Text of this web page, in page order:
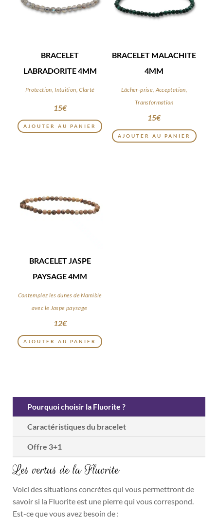
BRACELET
LABRADORITE 4MM
Protection, Intuition, Clarté
15€
AJOUTER AU PANIER
BRACELET MALACHITE
4MM
Lâcher-prise, Acceptation,
Transformation
15€
AJOUTER AU PANIER
BRACELET JASPE
PAYSAGE 4MM
Contemplez les dunes de Namibie
avec le Jaspe paysage
12€
AJOUTER AU PANIER
Pourquoi choisir la Fluorite ?
Caractéristiques du bracelet
Offre 3+1
Les vertus de la Fluorite
Voici des situations concrètes qui vous permettront de
savoir si la Fluorite est une pierre qui vous correspond.
Est-ce que vous avez besoin de :